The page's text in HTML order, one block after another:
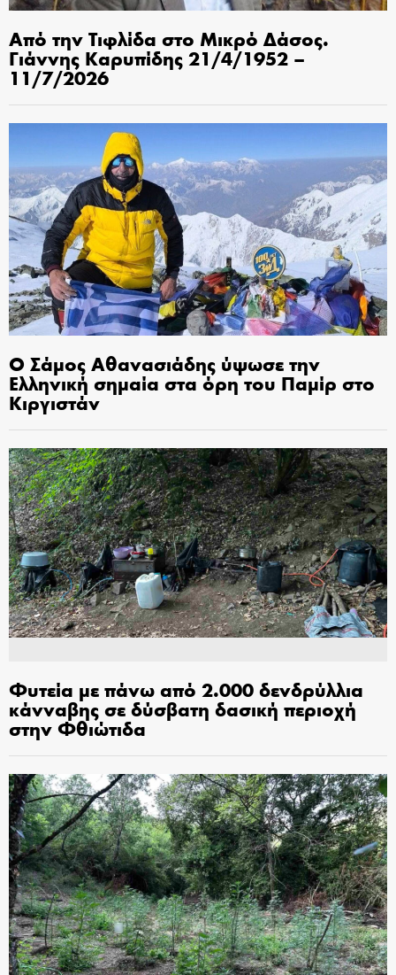
Από την Τιφλίδα στο Μικρό Δάσος.
Γιάννης Καρυπίδης 21/4/1952 –
11/7/2026
Ο Σάμος Αθανασιάδης ύψωσε την
Ελληνική σημαία στα όρη του Παμίρ στο
Κιργιστάν
Φυτεία με πάνω από 2.000 δενδρύλλια
κάνναβης σε δύσβατη δασική περιοχή
στην Φθιώτιδα